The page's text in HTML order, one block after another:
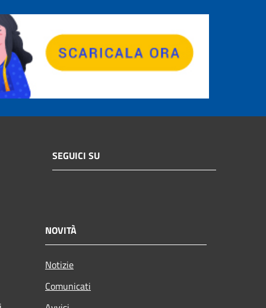
SEGUICI SU
NOVITÀ
Notizie
Comunicati